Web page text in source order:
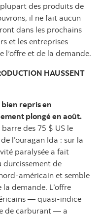
des produits de
il ne fait aucun
dans les prochains
et les entreprises
l’offre et de la demande.
HAUSSENT
bien repris en
plongé en août.
des 75 $ US le
l’ouragan Ida : sur la
paralysée a fait
durcissement de
américain et semble
demande. L’offre
— quasi-indice
de carburant — a